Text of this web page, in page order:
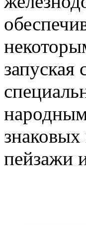
запуская
пейзажи